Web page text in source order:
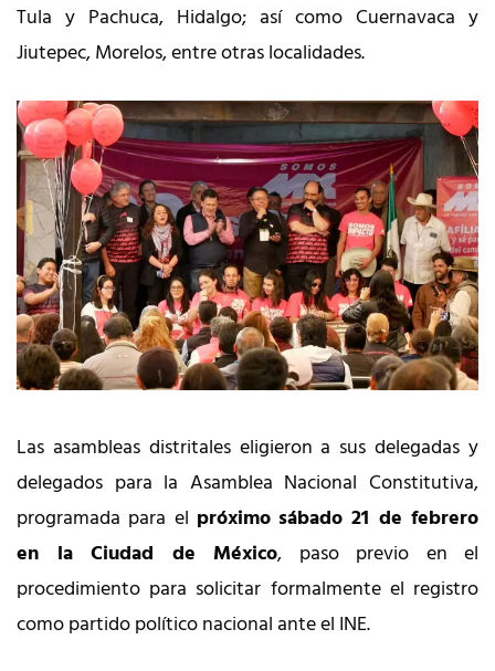
Tula y Pachuca, Hidalgo; así como Cuernavaca y
Jiutepec, Morelos, entre otras localidades.
Las asambleas distritales eligieron a sus delegadas y
delegados para la Asamblea Nacional Constitutiva,
programada para el próximo sábado 21 de febrero
en la Ciudad de México, paso previo en el
procedimiento para solicitar formalmente el registro
como partido político nacional ante el INE.